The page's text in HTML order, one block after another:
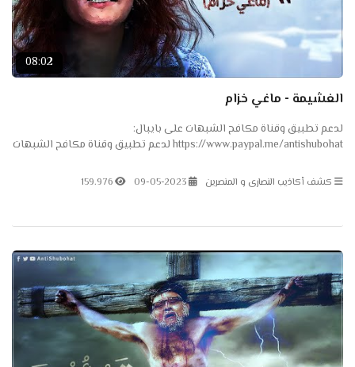
08:02
الغشيمة - ماغي خزام
لدعم تطبيق وقناة مكافح الشبهات على بايبال:
https://www.paypal.me/antishubohat لدعم تطبيق وقناة مكافح الشبهات
فودافون...
كشف أكاذيب النصارى و المنصرين 09-05-2023
159.976